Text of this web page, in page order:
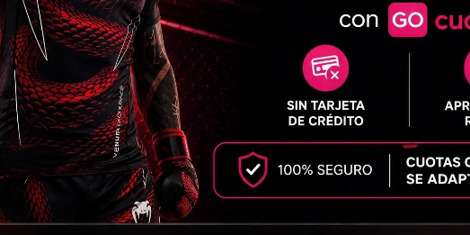
(0)
no solo es funcional, sino también un detalle único que refleja tu